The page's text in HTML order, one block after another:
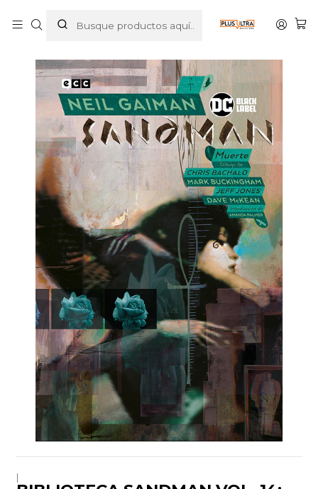
BIBLIOTECA SANDMAN VOL. 14: MUERTE - ECC
|